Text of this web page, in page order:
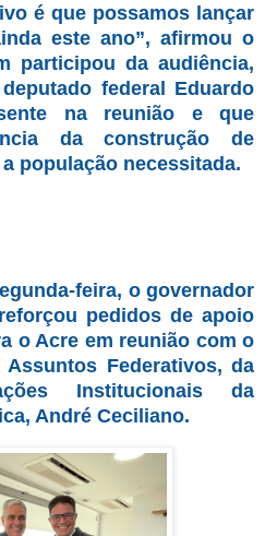
é que possamos lançar
este ano”, afirmou o
participou da audiência,
federal Eduardo
na reunião e que
da construção de
população necessitada.
feira, o governador
pedidos de apoio
o Acre em reunião com o
Federativos, da
Institucionais da
André Ceciliano.